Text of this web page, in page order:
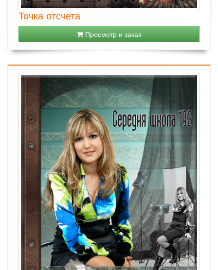
Точка отсчета
Просмотр и заказ